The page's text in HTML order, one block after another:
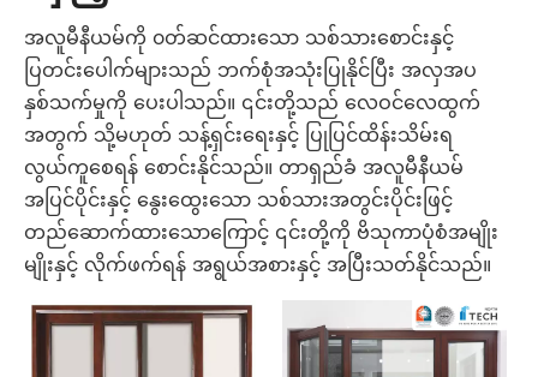
အလူမီနီယမ်ကို ၀တ်ဆင်ထားသော သစ်သားစောင်းနှင့်
ပြတင်းပေါက်များသည် ဘက်စုံအသုံးပြုနိုင်ပြီး အလှအပ
နှစ်သက်မှုကို ပေးပါသည်။ ၎င်းတို့သည် လေဝင်လေထွက်
အတွက် သို့မဟုတ် သန့်ရှင်းရေးနှင့် ပြုပြင်ထိန်းသိမ်းရ
လွယ်ကူစေရန် စောင်းနိုင်သည်။ တာရှည်ခံ အလူမီနီယမ်
အပြင်ပိုင်းနှင့် နွေးထွေးသော သစ်သားအတွင်းပိုင်းဖြင့်
တည်ဆောက်ထားသောကြောင့် ၎င်းတို့ကို ဗိသုကာပုံစံအမျိုး
မျိုးနှင့် လိုက်ဖက်ရန် အရွယ်အစားနှင့် အပြီးသတ်နိုင်သည်။